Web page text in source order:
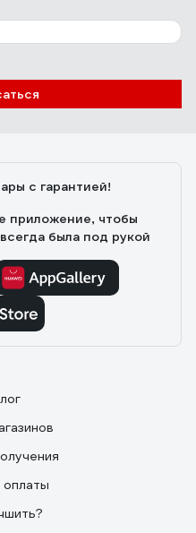
с гарантией!
приложение, чтобы
была под рукой